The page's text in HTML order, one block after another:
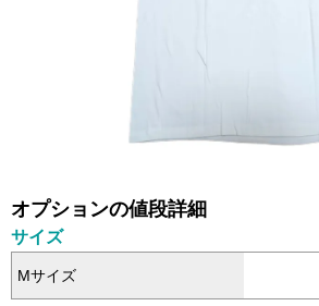
オプションの値段詳細
サイズ
Mサイズ